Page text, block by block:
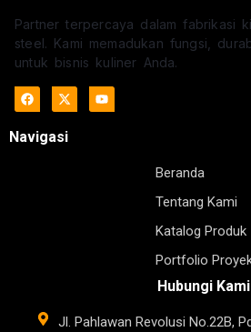
Partner terpercaya dalam fabrikasi
steel. Kami memadukan fungsi,
untuk bisnis kuliner Anda.
Navigasi
Beranda
Tentang Kami
Katalog Produk
Portfolio
Hubungi Kami
Jl. Pahlawan Revolusi No.22B,